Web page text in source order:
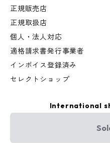
正規販売店
正規取扱店
個人・法人対応
適格請求書発行事業者
インボイス登録済み
セレクトショップ
International